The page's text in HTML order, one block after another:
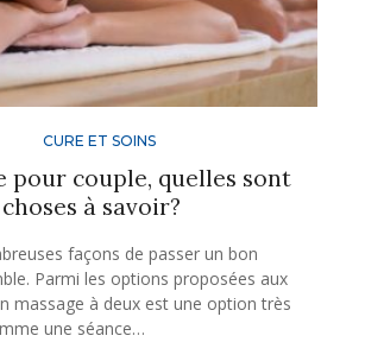
CURE ET SOINS
pour couple, quelles sont
à savoir?
façons de passer un bon
Parmi les options proposées aux
massage à deux est une option très
une séance…